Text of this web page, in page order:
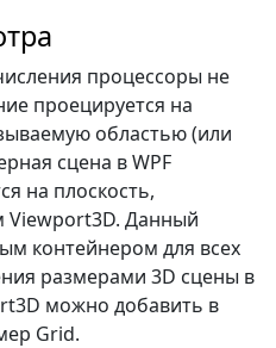
процессоры не
проецируется на
областью (или
сцена в WPF
на плоскость,
Viewport3D. Данный
контейнером для всех
размерами 3D сцены в
можно добавить в
Grid.